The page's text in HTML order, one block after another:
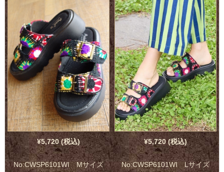
¥5,720 (税込) ¥5,720 (税込)
No:CWSP6101WI Mサイズ No:CWSP6101WI Lサイズ